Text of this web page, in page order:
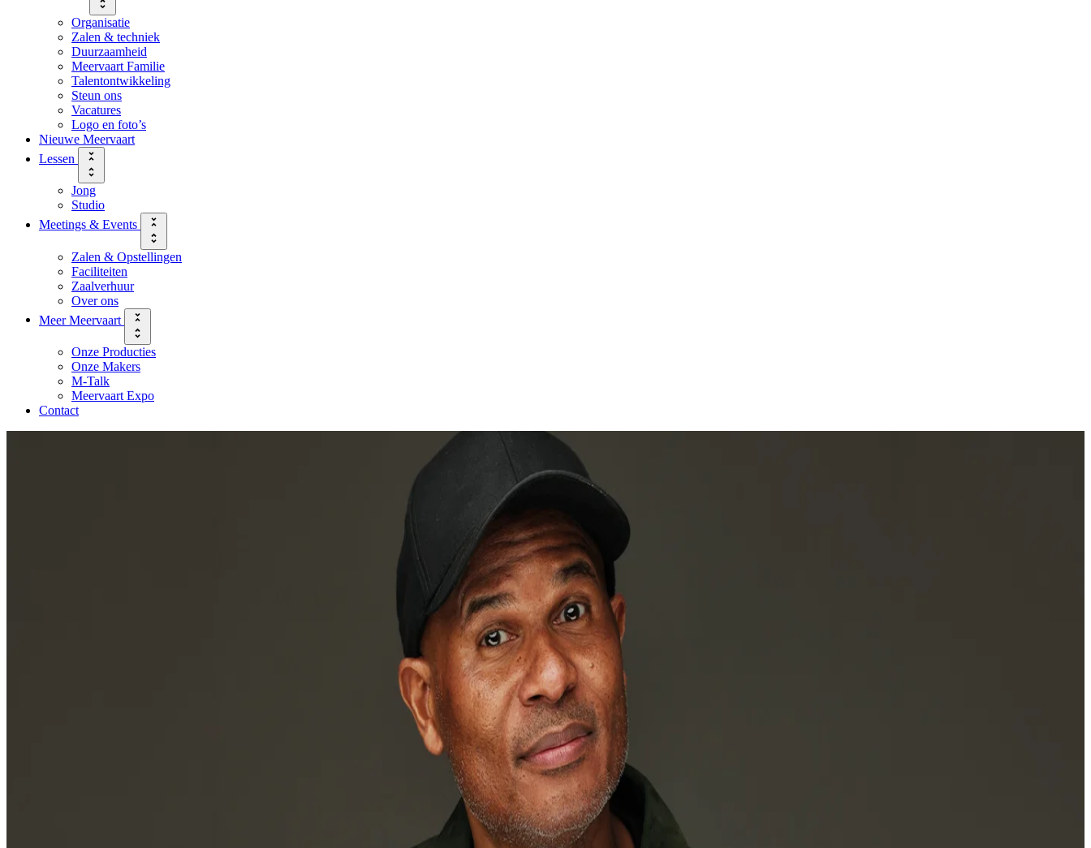
Organisatie
Zalen & techniek
Duurzaamheid
Meervaart Familie
Talentontwikkeling
Steun ons
Vacatures
Logo en foto’s
Nieuwe Meervaart
Lessen
Jong
Studio
Meetings & Events
Zalen & Opstellingen
Faciliteiten
Zaalverhuur
Over ons
Meer Meervaart
Onze Producties
Onze Makers
M-Talk
Meervaart Expo
Contact